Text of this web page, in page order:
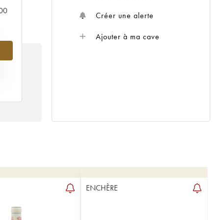
Créer une alerte
Ajouter à ma cave
ENCHÈRE